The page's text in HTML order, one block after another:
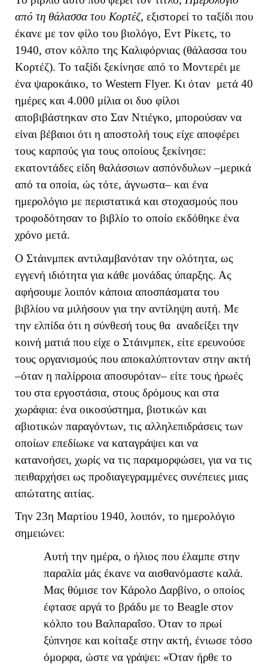
από τη θάλασσα του Κορτέζ, εξιστορεί το ταξίδι που
έκανε με τον φίλο του βιολόγο, Εντ Ρίκετς, το
1940, στον κόλπο της Καλιφόρνιας (θάλασσα του
Κορτέζ). Το ταξίδι ξεκίνησε από το Μοντερέι με
ένα ψαροκάικο, το Western Flyer. Κι όταν μετά 40
ημέρες και 4.000 μίλια οι δυο φίλοι
αποβιβάστηκαν στο Σαν Ντιέγκο, μπορούσαν να
είναι βέβαιοι ότι η αποστολή τους είχε αποφέρει
τους καρπούς για τους οποίους ξεκίνησε:
εκατοντάδες είδη θαλάσσιων ασπόνδυλων –μερικά
από τα οποία, ώς τότε, άγνωστα– και ένα
ημερολόγιο με περιστατικά και στοχασμούς που
τροφοδότησαν το βιβλίο το οποίο εκδόθηκε ένα
χρόνο μετά.
Ο Στάινμπεκ αντιλαμβανόταν την ολότητα, ως
εγγενή ιδιότητα για κάθε μονάδας ύπαρξης. Ας
αφήσουμε λοιπόν κάποια αποσπάσματα του
βιβλίου να μιλήσουν για την αντίληψη αυτή. Με
την ελπίδα ότι η σύνθεσή τους θα αναδείξει την
κοινή ματιά που είχε ο Στάινμπεκ, είτε ερευνούσε
τους οργανισμούς που αποκαλύπτονταν στην ακτή
–όταν η παλίρροια αποσυρόταν– είτε τους ήρωές
του στα εργοστάσια, στους δρόμους και στα
χωράφια: ένα οικοσύστημα, βιοτικών και
αβιοτικών παραγόντων, τις αλληλεπιδράσεις των
οποίων επεδίωκε να καταγράψει και να
κατανοήσει, χωρίς να τις παραμορφώσει, για να τις
πειθαρχήσει ως προδιαγεγραμμένες συνέπειες μιας
απώτατης αιτίας.
Την 23η Μαρτίου 1940, λοιπόν, το ημερολόγιο
σημειώνει:
Αυτή την ημέρα, ο ήλιος που έλαμπε στην
παραλία μάς έκανε να αισθανόμαστε καλά.
Μας θύμισε τον Κάρολο Δαρβίνο, ο οποίος
έφτασε αργά το βράδυ με το Beagle στον
κόλπο του Βαλπαραΐσο. Όταν το πρωί
ξύπνησε και κοίταξε στην ακτή, ένιωσε τόσο
όμορφα, ώστε να γράψει: «Όταν ήρθε το